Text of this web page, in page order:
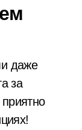
даже
за